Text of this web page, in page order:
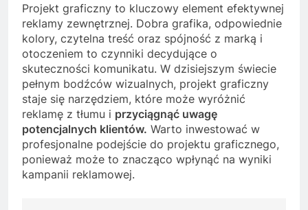
Projekt graficzny to kluczowy element efektywnej
reklamy zewnętrznej. Dobra grafika, odpowiednie
kolory, czytelna treść oraz spójność z marką i
otoczeniem to czynniki decydujące o
skuteczności komunikatu. W dzisiejszym świecie
pełnym bodźców wizualnych, projekt graficzny
staje się narzędziem, które może wyróżnić
reklamę z tłumu i przyciągnąć uwagę
potencjalnych klientów. Warto inwestować w
profesjonalne podejście do projektu graficznego,
ponieważ może to znacząco wpłynąć na wyniki
kampanii reklamowej.